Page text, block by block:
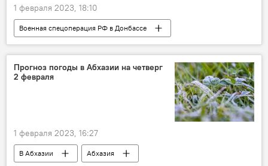
1 февраля 2023, 18:10
Военная спецоперация РФ в Донбассе
Россия
Новости
Донбасс
Министерство обороны РФ
Украина
Прогноз погоды в Абхазии на четверг
2 февраля
1 февраля 2023, 16:27
В Абхазии
Абхазия